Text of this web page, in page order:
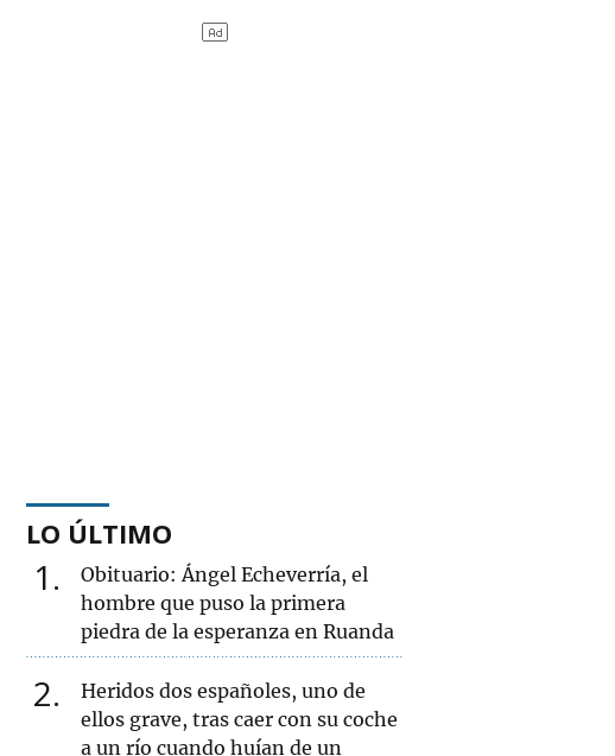
LO ÚLTIMO
1
Obituario: Ángel Echeverría, el
hombre que puso la primera
piedra de la esperanza en Ruanda
2
Heridos dos españoles, uno de
ellos grave, tras caer con su coche
a un río cuando huían de un